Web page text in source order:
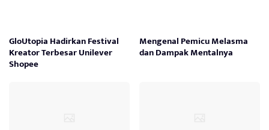
GloUtopia Hadirkan Festival
Kreator Terbesar Unilever
Shopee
Mengenal Pemicu Melasma
dan Dampak Mentalnya